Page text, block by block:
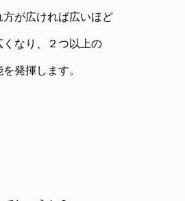
方が広ければ広いほど
くなり、２つ以上の
発揮します。